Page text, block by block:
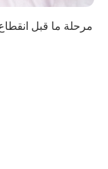
مرحلة ما قبل